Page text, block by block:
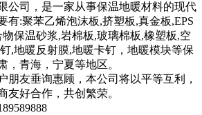
公司，是一家从事保温地暖材料的现代
有:聚苯乙烯泡沫板,挤塑板,真金板,EPS
保温砂浆,岩棉板,玻璃棉板,橡塑板,空
,地暖反射膜,地暖卡钉，地暖模块等保
，青海，宁夏等地区。
朋友垂询惠顾，本公司将以平等互利，
友好合作，共创繁荣。